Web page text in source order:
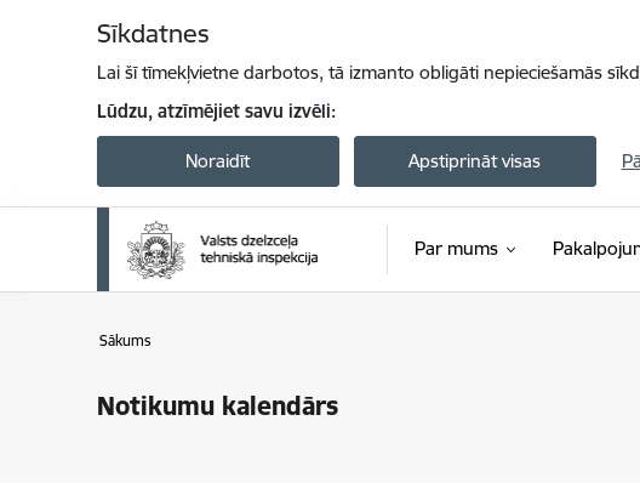
Sīkdatnes
Lai šī tīmekļvietne darbotos, tā izmanto obligāti nepieciešamās
Lūdzu, atzīmējiet savu izvēli:
Noraidīt Apstiprināt visas
Par mums
Sākums
Notikumu kalendārs